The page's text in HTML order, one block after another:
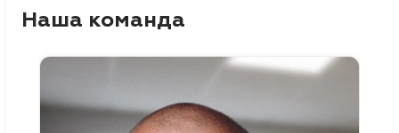
Наша команда